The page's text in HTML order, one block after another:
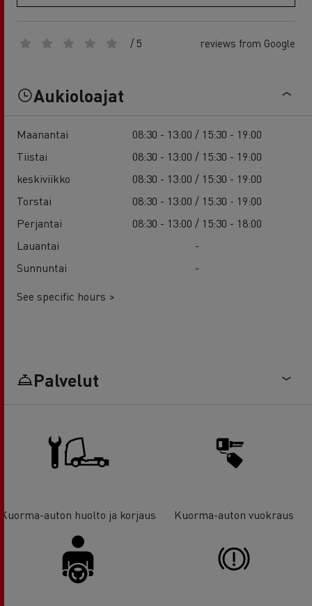
/ 5 reviews from Google
Aukioloajat
Maanantai
08:30 - 13:00 / 15:30 - 19:00
Tiistai
08:30 - 13:00 / 15:30 - 19:00
keskiviikko
08:30 - 13:00 / 15:30 - 19:00
Torstai
08:30 - 13:00 / 15:30 - 19:00
Perjantai
08:30 - 13:00 / 15:30 - 18:00
Lauantai
-
Sunnuntai
-
See specific hours >
Palvelut
Kuorma-auton huolto ja korjaus Kuorma-auton vuokraus